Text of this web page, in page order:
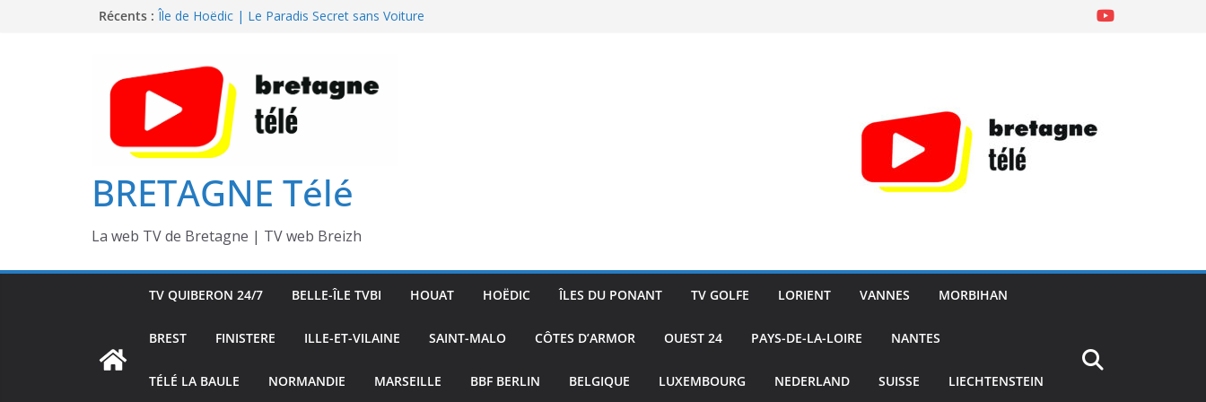
Récents : Île de Hoëdic | Le Paradis Secret sans Voiture
Île de Hoëdic | Dimanche le Jour du Zodiac
Île de Hoëdic | Le Beau Fort
BRETAGNE Télé
La web TV de Bretagne | TV web Breizh
TV QUIBERON 24/7 BELLE-ÎLE TVBI HOUAT HOËDIC ÎLES DU PONANT TV GOLFE LORIENT VANNES MORBIHAN
BREST FINISTERE ILLE-ET-VILAINE SAINT-MALO CÔTES D’ARMOR OUEST 24 PAYS-DE-LA-LOIRE NANTES
TÉLÉ LA BAULE NORMANDIE MARSEILLE BBF BERLIN BELGIQUE LUXEMBOURG NEDERLAND SUISSE LIECHTENSTEIN